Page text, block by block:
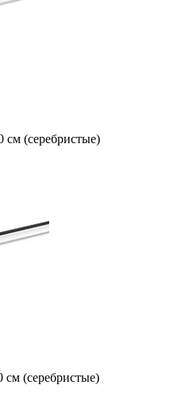
см (серебристые)
см (серебристые)